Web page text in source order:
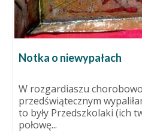
Notka o niewypałach
W rozgardiaszu
przedświątecznym
to były Przedszkolaki (ich
połowę...